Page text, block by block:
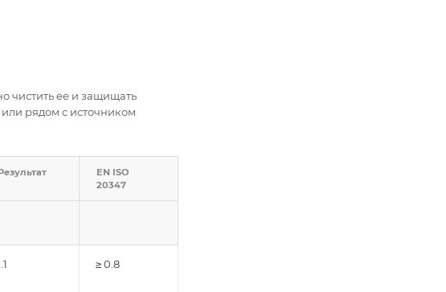
чистить ее и защищать
рядом с источником
EN ISO
20347
≥ 0.8